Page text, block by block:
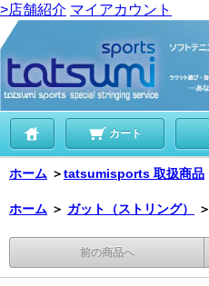
>店舗紹介 マイアカウント
カート
ホーム ＞tatsumisports 取扱商品
ホーム ＞ ガット（ストリング） ＞
前の商品へ